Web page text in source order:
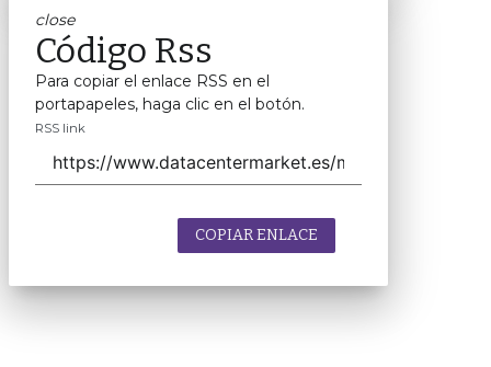
close
Código Rss
Para copiar el enlace RSS en el
portapapeles, haga clic en el botón.
RSS link
COPIAR ENLACE